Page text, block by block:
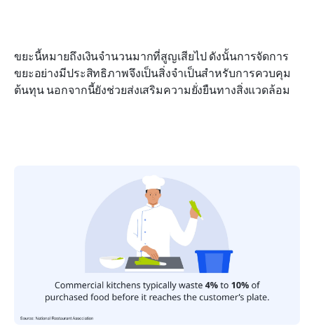
ขยะนี้หมายถึงเงินจำนวนมากที่สูญเสียไป ดังนั้นการจัดการ
ขยะอย่างมีประสิทธิภาพจึงเป็นสิ่งจำเป็นสำหรับการควบคุม
ต้นทุน นอกจากนี้ยังช่วยส่งเสริมความยั่งยืนทางสิ่งแวดล้อม